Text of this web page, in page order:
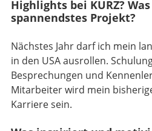
Highlights bei KURZ?
spannendstes Projekt?
Nächstes Jahr darf ich mein
in den USA ausrollen.
Besprechungen und
Mitarbeiter wird mein
Karriere sein.